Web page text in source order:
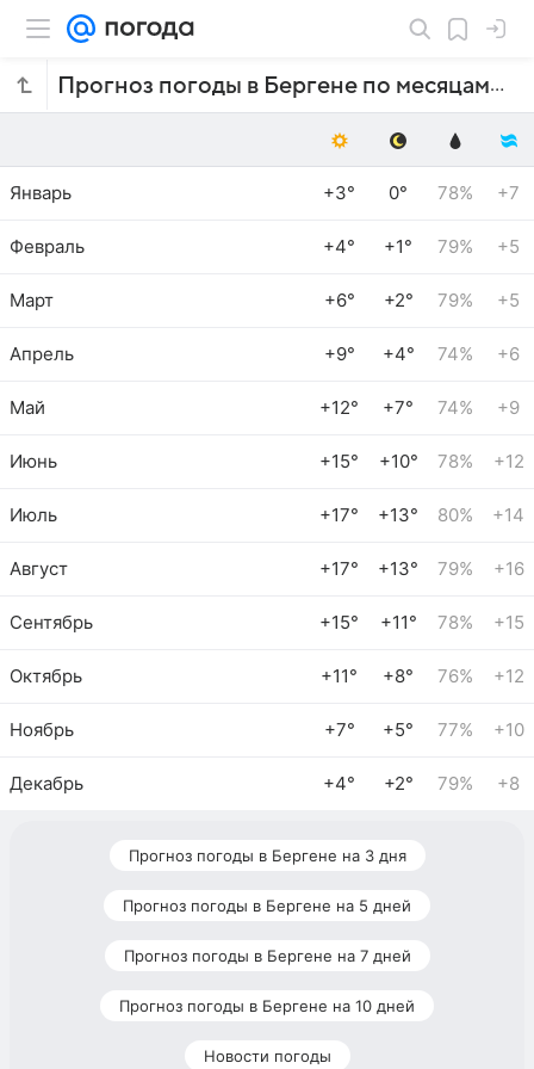
Прогноз погоды в Бергене по месяцам
Январь +3° 0° 78% +7
Февраль +4° +1° 79% +5
Март +6° +2° 79% +5
Апрель +9° +4° 74% +6
Май +12° +7° 74% +9
Июнь +15° +10° 78% +12
Июль +17° +13° 80% +14
Август +17° +13° 79% +16
Сентябрь +15° +11° 78% +15
Октябрь +11° +8° 76% +12
Ноябрь +7° +5° 77% +10
Декабрь +4° +2° 79% +8
Прогноз погоды в Бергене на 3 дня
Прогноз погоды в Бергене на 5 дней
Прогноз погоды в Бергене на 7 дней
Прогноз погоды в Бергене на 10 дней
Новости погоды